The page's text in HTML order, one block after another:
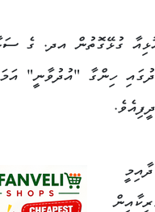
ގުޅޭގޮތުން އދ. ގެ
ހިންގާ "އުދުވާނީ"